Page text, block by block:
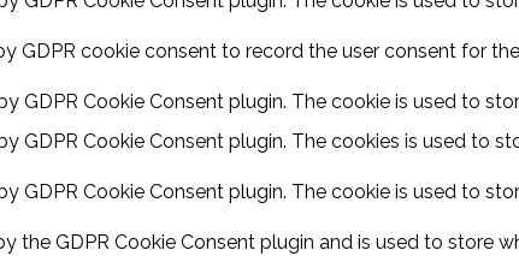
GDPR cookie consent to record the user consent for
GDPR Cookie Consent plugin. The cookie is used to
GDPR Cookie Consent plugin. The cookies is used to
GDPR Cookie Consent plugin. The cookie is used to
the GDPR Cookie Consent plugin and is used to store